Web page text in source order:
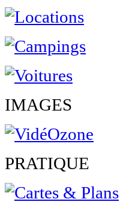
IMAGES
PRATIQUE